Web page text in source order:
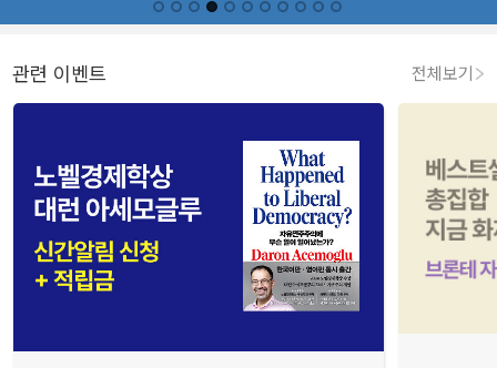
관련 이벤트 전체보기